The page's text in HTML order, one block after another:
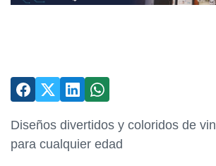
Diseños divertidos y coloridos de
para cualquier edad